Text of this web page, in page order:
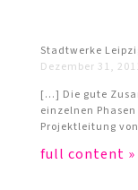
Stadtwerke
Dezember 31,
[…] Die gute
einzelnen
Projektleitung
full content »